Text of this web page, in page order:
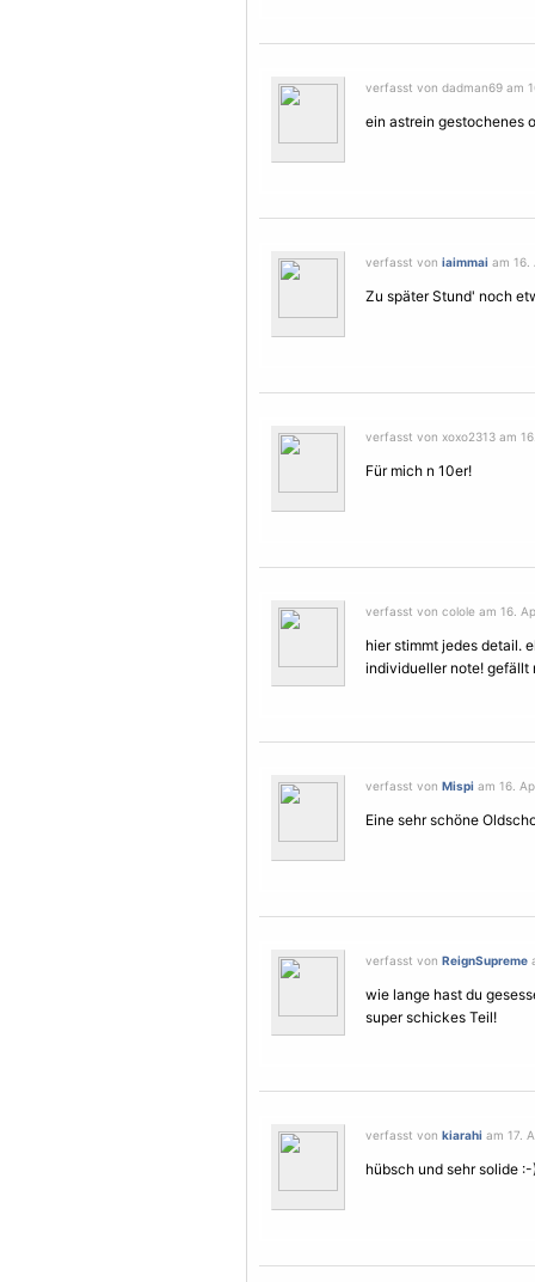
verfasst von dadman69 am
ein astrein gestochenes
verfasst von iaimmai am 16.
Zu später Stund' noch
verfasst von xoxo2313 am
Für mich n 10er!
verfasst von colole am 16.
hier stimmt jedes detail.
individueller note! gefällt
verfasst von Mispi am 16.
Eine sehr schöne
verfasst von ReignSupreme
wie lange hast du
super schickes Teil!
verfasst von kiarahi am 17.
hübsch und sehr solide :-